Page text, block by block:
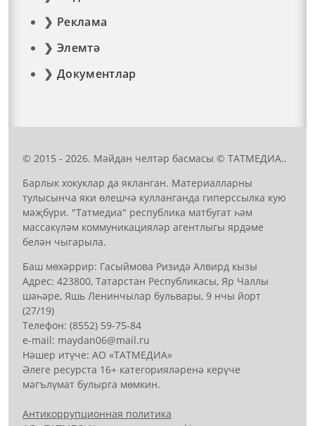
Реклама
Элемтә
Документлар
© 2015 - 2026. Мәйдан челтәр басмасы © ТАТМЕДИА..
Барлык хокуклар да якланган. Материалларны
тулысынча яки өлешчә кулланганда гиперссылка кую
мәҗбүри. "Татмедиа" республика матбугат һәм
массакүләм коммуникацияләр агентлыгы ярдәме
белән чыгарыла.
Баш мөхәррир: Гасыймова Ризидә Алвирд кызы
Адрес: 423800, Татарстан Республикасы, Яр Чаллы
шәһәре, Яшь Ленинчылар бульвары, 9 нчы йорт
(27/19)
Телефон: (8552) 59-75-84
е-mail: mауdаn06@mail.гu
Нәшер итүче: АО «ТАТМЕДИА»
Әлеге ресурста 16+ категорияләренә керүче
мәгълүмат булырга мөмкин.
Антикоррупционная политика